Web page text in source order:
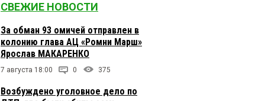
СВЕЖИЕ НОВОСТИ
За обман 93 омичей отправлен в
колонию глава АЦ «Ромни Марш»
Ярослав МАКАРЕНКО
7 августа 18:00 0 375
Возбуждено уголовное дело по